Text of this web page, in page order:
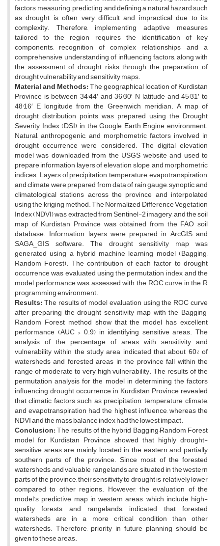
factors, measuring, predicting, and defining a natural hazard such
as drought is often very difficult and impractical due to its
complexity. Therefore, implementing adaptive measures
tailored to the region requires the identification of key
components, recognition of complex relationships, and a
comprehensive understanding of influencing factors, along with
the assessment of drought risks through the preparation of
drought vulnerability and sensitivity maps.
Material and Methods:The geographical location of Kurdistan
Province is between 34°44′ and 36°30′ N latitude and 45°31′ to
48°16′ E longitude from the Greenwich meridian. A map of
drought distribution points was prepared using the Drought
Severity Index (DSI) in the Google Earth Engine environment.
Natural, anthropogenic, and morphometric factors involved in
drought occurrence were considered. The digital elevation
model was downloaded from the USGS website and used to
prepare information layers of elevation, slope, and morphometric
indices. Layers of precipitation, temperature, evapotranspiration,
and climate were prepared from data of rain gauge, synoptic, and
climatological stations across the province and interpolated
using the kriging method. The Normalized Difference Vegetation
Index (NDVI) was extracted from Sentinel-2 imagery, and the soil
map of Kurdistan Province was obtained from the FAO soil
database. Information layers were prepared in ArcGIS and
SAGA_GIS software. The drought sensitivity map was
generated using a hybrid machine learning model (Bagging–
Random Forest). The contribution of each factor to drought
occurrence was evaluated using the permutation index, and the
model performance was assessed with the ROC curve in the R
programming environment.
Results:The results of model evaluation using the ROC curve
after preparing the drought sensitivity map with the Bagging–
Random Forest method show that the model has excellent
performance (AUC > 0.9) in identifying sensitive areas. The
analysis of the percentage of areas with sensitivity and
vulnerability within the study area indicated that about 60% of
watersheds and forested areas in the province fall within the
range of moderate to very high vulnerability. The results of the
permutation analysis for the model in determining the factors
influencing drought occurrence in Kurdistan Province revealed
that climatic factors such as precipitation, temperature, climate,
and evapotranspiration had the highest influence, whereas the
NDVI and the mass balance index had the lowest impact.
Conclusion:The results of the hybrid Bagging–Random Forest
model for Kurdistan Province showed that highly drought-
sensitive areas are mainly located in the eastern and partially
southern parts of the province. Since most of the forested
watersheds and valuable rangelands are situated in the western
parts of the province, their sensitivity to drought is relatively lower
compared to other regions. However, the evaluation of the
model’s predictive map in western areas, which include high-
quality forests and rangelands, indicated that forested
watersheds are in a more critical condition than other
watersheds. Therefore, priority in future planning should be
given to these areas.